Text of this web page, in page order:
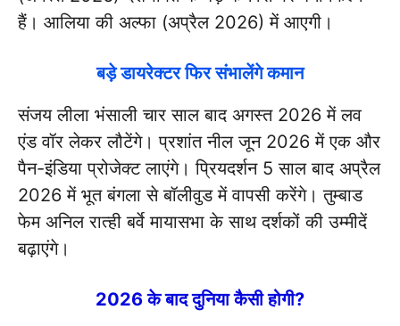
हैं। आलिया की अल्फा (अप्रैल 2026) में आएगी।
बड़े डायरेक्टर फिर संभालेंगे कमान
संजय लीला भंसाली चार साल बाद अगस्त 2026 में लव
एंड वॉर लेकर लौटेंगे। प्रशांत नील जून 2026 में एक और
पैन-इंडिया प्रोजेक्ट लाएंगे। प्रियदर्शन 5 साल बाद अप्रैल
2026 में भूत बंगला से बॉलीवुड में वापसी करेंगे। तुम्बाड
फेम अनिल रात्ही बर्वे मायासभा के साथ दर्शकों की उम्मीदें
बढ़ाएंगे।
2026 के बाद दुनिया कैसी होगी?